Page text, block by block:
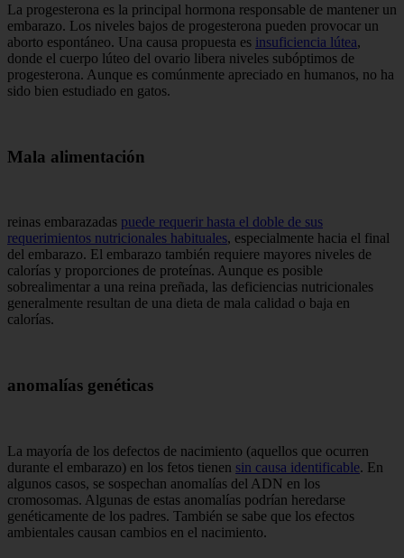
La progesterona es la principal hormona responsable de mantener un
embarazo. Los niveles bajos de progesterona pueden provocar un
aborto espontáneo. Una causa propuesta es insuficiencia lútea,
donde el cuerpo lúteo del ovario libera niveles subóptimos de
progesterona. Aunque es comúnmente apreciado en humanos, no ha
sido bien estudiado en gatos.
Mala alimentación
reinas embarazadas puede requerir hasta el doble de sus
requerimientos nutricionales habituales, especialmente hacia el final
del embarazo. El embarazo también requiere mayores niveles de
calorías y proporciones de proteínas. Aunque es posible
sobrealimentar a una reina preñada, las deficiencias nutricionales
generalmente resultan de una dieta de mala calidad o baja en
calorías.
anomalías genéticas
La mayoría de los defectos de nacimiento (aquellos que ocurren
durante el embarazo) en los fetos tienen sin causa identificable. En
algunos casos, se sospechan anomalías del ADN en los
cromosomas. Algunas de estas anomalías podrían heredarse
genéticamente de los padres. También se sabe que los efectos
ambientales causan cambios en el nacimiento.